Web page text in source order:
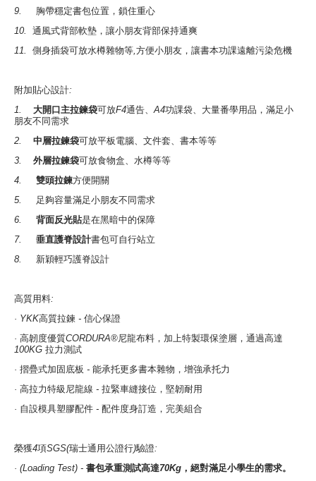
9. 胸帶穩定書包位置，鎖住重心
10. 通風式背部軟墊，讓小朋友背部保持通爽
11. 側身插袋可放水樽雜物等,方便小朋友，讓書本功課遠離污染危機
附加貼心設計:
1. 大開口主拉鍊袋可放F4通告、A4功課袋、大量番學用品，滿足小
朋友不同需求
2. 中層拉鍊袋可放平板電腦、文件套、書本等等
3. 外層拉鍊袋可放食物盒、水樽等等
4. 雙頭拉鍊方便開關
5. 足夠容量滿足小朋友不同需求
6. 背面反光貼是在黑暗中的保障
7. 垂直護脊設計書包可自行站立
8. 新穎輕巧護脊設計
高質用料:
· YKK高質拉鍊 - 信心保證
· 高韌度優質CORDURA®尼龍布料，加上特製環保塗層，通過高達
100KG 拉力測試
· 摺疊式加固底板 - 能承托更多書本雜物，增強承托力
· 高拉力特級尼龍線 - 拉緊車縫接位，堅韌耐用
· 自設模具塑膠配件 - 配件度身訂造，完美組合
榮獲4項SGS(瑞士通用公證行)驗證:
· (Loading Test) - 書包承重測試高達70Kg ，絕對滿足小學生的需求。